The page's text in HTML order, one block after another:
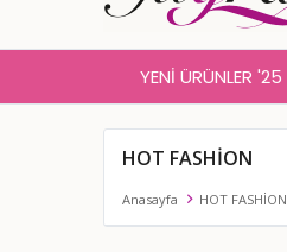
YENİ ÜRÜNLER '25
HOT FASHİON
Anasayfa HOT FASHİON